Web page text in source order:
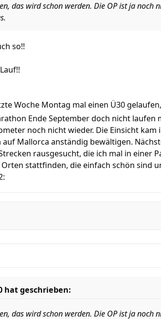
das wird schon werden. Die OP ist ja
so!!
Woche Montag mal einen Ü30
Ende September doch nicht laufen
noch nicht wieder. Die Einsicht kam
auf Mallorca anständig bewältigen.
rausgesucht, die ich mal in einer
stattfinden, die einfach schön sind
hat geschrieben:
das wird schon werden. Die OP ist ja